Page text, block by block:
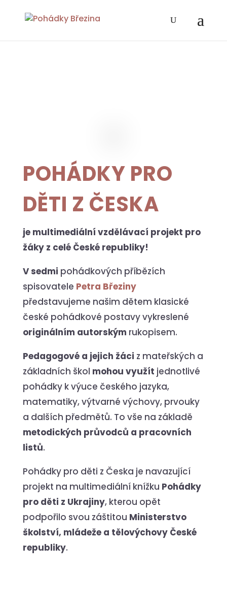
POHÁDKY PRO
DĚTI Z ČESKA
je multimediální vzdělávací projekt pro
žáky z celé České republiky!
V sedmi pohádkových příbězích
spisovatele Petra Březiny
představujeme našim dětem klasické
české pohádkové postavy vykreslené
originálním autorským rukopisem.
Pedagogové a jejich žáci z mateřských a
základních škol mohou využít jednotlivé
pohádky k výuce českého jazyka,
matematiky, výtvarné výchovy, prvouky
a dalších předmětů. To vše na základě
metodických průvodců a pracovních
listů.
Pohádky pro děti z Česka je navazující
projekt na multimediální knížku Pohádky
pro děti z Ukrajiny, kterou opět
podpořilo svou záštitou Ministerstvo
školství, mládeže a tělovýchovy České
republiky.